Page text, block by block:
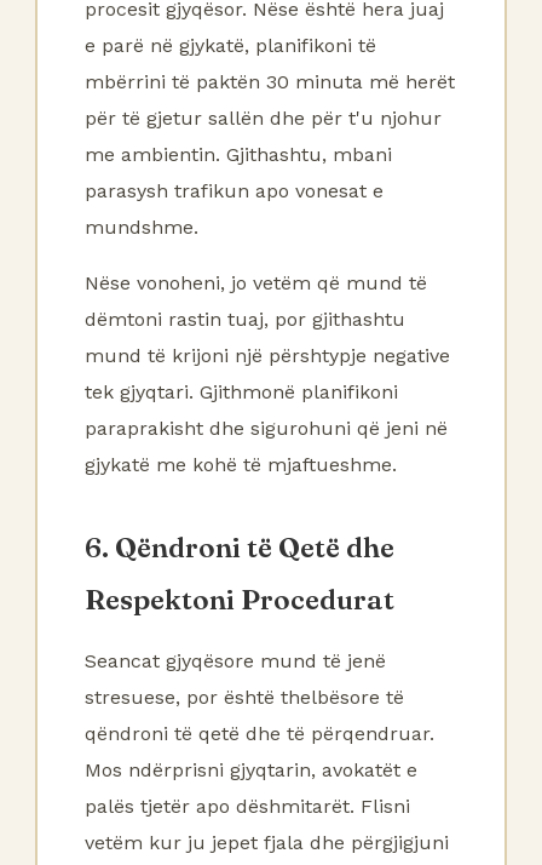
procesit gjyqësor. Nëse është hera juaj
e parë në gjykatë, planifikoni të
mbërrini të paktën 30 minuta më herët
për të gjetur sallën dhe për t'u njohur
me ambientin. Gjithashtu, mbani
parasysh trafikun apo vonesat e
mundshme.
Nëse vonoheni, jo vetëm që mund të
dëmtoni rastin tuaj, por gjithashtu
mund të krijoni një përshtypje negative
tek gjyqtari. Gjithmonë planifikoni
paraprakisht dhe sigurohuni që jeni në
gjykatë me kohë të mjaftueshme.
6. Qëndroni të Qetë dhe
Respektoni Procedurat
Seancat gjyqësore mund të jenë
stresuese, por është thelbësore të
qëndroni të qetë dhe të përqendruar.
Mos ndërprisni gjyqtarin, avokatët e
palës tjetër apo dëshmitarët. Flisni
vetëm kur ju jepet fjala dhe përgjigjuni